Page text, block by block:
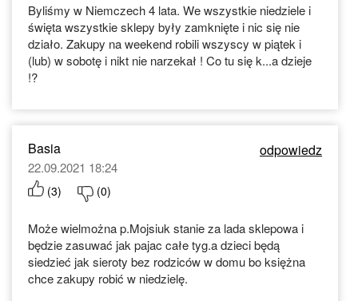
Byliśmy w Niemczech 4 lata. We wszystkie niedziele i
święta wszystkie sklepy były zamknięte i nic się nie
działo. Zakupy na weekend robili wszyscy w piątek i
(lub) w sobotę i nikt nie narzekał ! Co tu się k...a dzieje
!?
Basia odpowiedz
22.09.2021 18:24
(3) (0)
Może wielmożna p.Mojsiuk stanie za lada sklepowa i
będzie zasuwać jak pajac całe tyg.a dzieci będą
siedzieć jak sieroty bez rodziców w domu bo księżna
chce zakupy robić w niedzielę.